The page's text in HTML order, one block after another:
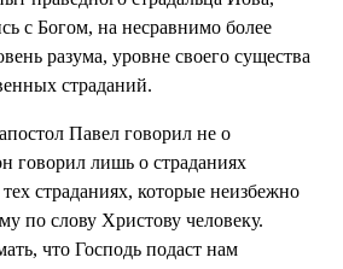
с Богом, на несравнимо более
разума, уровне своего существа
страданий.
Павел говорил не о
говорил лишь о страданиях
страданиях, которые неизбежно
по слову Христову человеку.
что Господь подаст нам